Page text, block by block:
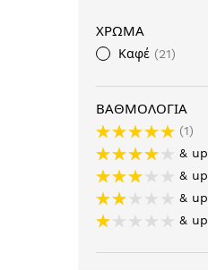
ΧΡΏΜΑ
Καφέ 21
ΒΑΘΜΟΛΟΓΊΑ
1
& up
& up
& up
& up